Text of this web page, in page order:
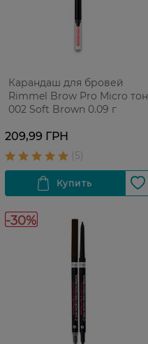
Карандаш для бровей
Rimmel Brow Pro Micro тон
002 Soft Brown 0.09 г
209,99 ГРН
-30%